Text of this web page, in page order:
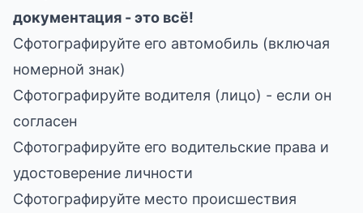
документация - это всё!
Сфотографируйте его автомобиль (включая
номерной знак)
Сфотографируйте водителя (лицо) - если он
согласен
Сфотографируйте его водительские права и
удостоверение личности
Сфотографируйте место происшествия